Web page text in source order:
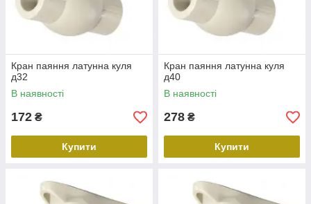
Кран паяння латунна куля
д32
В наявності
172 ₴
Купити
Кран паяння латунна куля
д40
В наявності
278 ₴
Купити